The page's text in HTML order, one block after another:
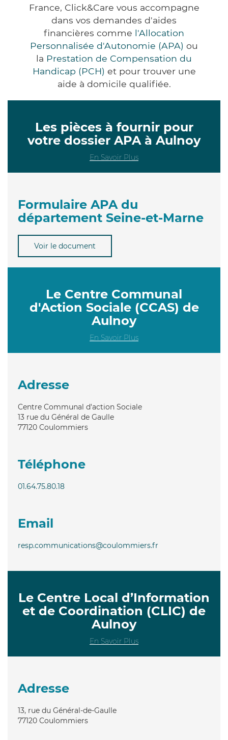
France, Click&Care vous accompagne
dans vos demandes d'aides
financières comme l'Allocation
Personnalisée d'Autonomie (APA) ou
la Prestation de Compensation du
Handicap (PCH) et pour trouver une
aide à domicile qualifiée.
Les pièces à fournir pour
votre dossier APA à Aulnoy
En Savoir Plus
Formulaire APA du
département Seine-et-Marne
Voir le document
Le Centre Communal
d'Action Sociale (CCAS) de
Aulnoy
En Savoir Plus
Adresse
Centre Communal d'action Sociale
13 rue du Général de Gaulle
77120 Coulommiers
Téléphone
01.64.75.80.18
Email
resp.communications@coulommiers.fr
Le Centre Local d’Information
et de Coordination (CLIC) de
Aulnoy
En Savoir Plus
Adresse
13, rue du Général-de-Gaulle
77120 Coulommiers